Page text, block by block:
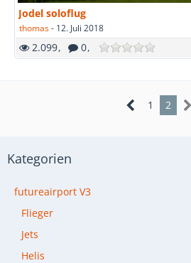
Jodel soloflug
thomas- 12. Juli 2018
2.099 0
1 2
Kategorien
futureairport V3
Flieger
Jets
Helis